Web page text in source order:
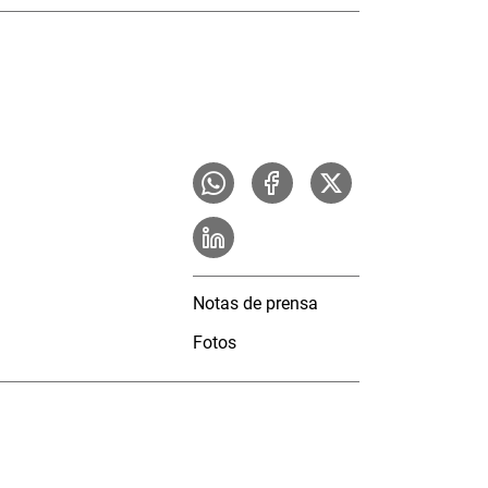
Notas de prensa
Fotos